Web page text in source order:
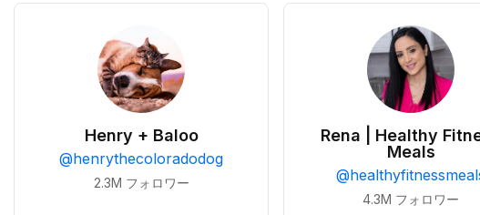
Henry + Baloo
@henrythecoloradodog
2.3M フォロワー
Rena | Healthy
Meals
@
4.3M フォロワー